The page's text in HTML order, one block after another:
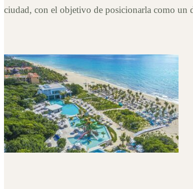
17 de diciembre de 2024
ciudad, con el objetivo de posicionarla como un